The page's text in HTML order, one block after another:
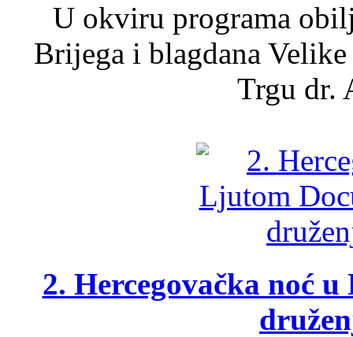
U okviru programa
Brijega i blagdana
Trgu dr.
2. Hercegovačka noć